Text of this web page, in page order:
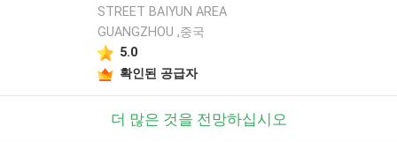
STREET BAIYUN AREA
GUANGZHOU ,중국
5.0
확인된 공급자
더 많은 것을 전망하십시오